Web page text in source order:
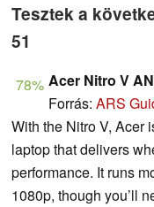
Tesztek a
51
78% Acer Nitro V
Forrás: ARS
With the Nitro V, Acer
laptop that delivers
performance. It runs
1080p, though you’ll